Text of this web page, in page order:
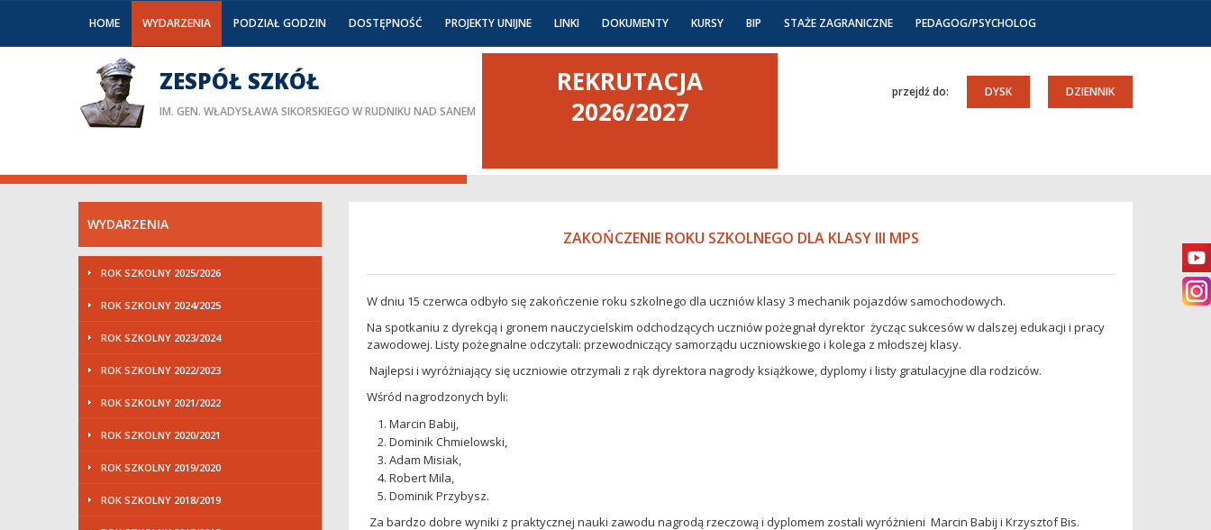
HOME WYDARZENIA PODZIAŁ GODZIN DOSTĘPNOŚĆ PROJEKTY UNIJNE LINKI DOKUMENTY KURSY BIP STAŻE ZAGRANICZNE PEDAGOG/PSYCHOLOG
ZESPÓŁ SZKÓŁ
IM. GEN. WŁADYSŁAWA SIKORSKIEGO W RUDNIKU NAD SANEM
REKRUTACJA
2026/2027
przejdź do: DYSK DZIENNIK
WYDARZENIA
ROK SZKOLNY 2025/2026
ROK SZKOLNY 2024/2025
ROK SZKOLNY 2023/2024
ROK SZKOLNY 2022/2023
ROK SZKOLNY 2021/2022
ROK SZKOLNY 2020/2021
ROK SZKOLNY 2019/2020
ROK SZKOLNY 2018/2019
ZAKOŃCZENIE ROKU SZKOLNEGO DLA KLASY III MPS
W dniu 15 czerwca odbyło się zakończenie roku szkolnego dla uczniów klasy 3 mechanik pojazdów samochodowych.
Na spotkaniu z dyrekcją i gronem nauczycielskim odchodzących uczniów pożegnał dyrektor życząc sukcesów w dalszej edukacji i pracy
zawodowej. Listy pożegnalne odczytali: przewodniczący samorządu uczniowskiego i kolega z młodszej klasy.
Najlepsi i wyróżniający się uczniowie otrzymali z rąk dyrektora nagrody książkowe, dyplomy i listy gratulacyjne dla rodziców.
Wśród nagrodzonych byli:
Marcin Babij,
Dominik Chmielowski,
Adam Misiak,
Robert Mila,
Dominik Przybysz.
Za bardzo dobre wyniki z praktycznej nauki zawodu nagrodą rzeczową i dyplomem zostali wyróżnieni Marcin Babij i Krzysztof Bis.